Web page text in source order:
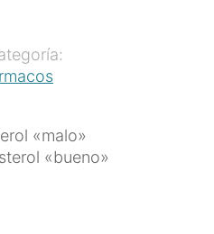
«malo»
«bueno»